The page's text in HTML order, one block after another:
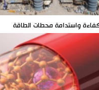
كفاءة واستدامة محطات الطاقة